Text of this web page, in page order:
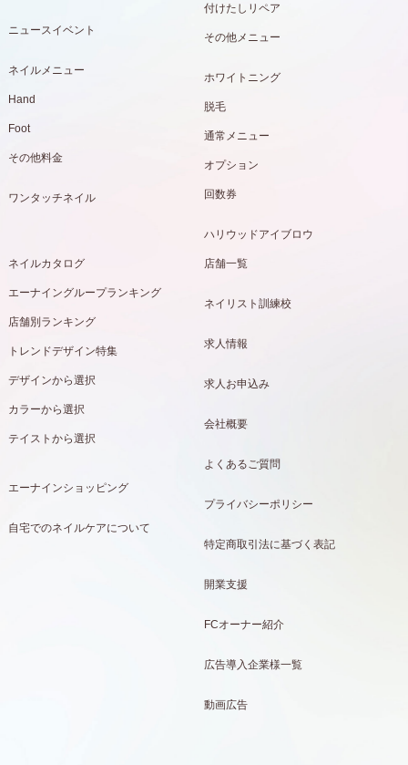
ニュースイベント
ネイルメニュー
Hand
Foot
その他料金
ワンタッチネイル
付けたしリペア
その他メニュー
ホワイトニング
脱毛
通常メニュー
オプション
回数券
ハリウッドアイブロウ
ネイルカタログ
エーナイングループランキング
店舗別ランキング
トレンドデザイン特集
デザインから選択
カラーから選択
テイストから選択
エーナインショッピング
自宅でのネイルケアについて
店舗一覧
ネイリスト訓練校
求人情報
求人お申込み
会社概要
よくあるご質問
プライバシーポリシー
特定商取引法に基づく表記
開業支援
FCオーナー紹介
広告導入企業様一覧
動画広告